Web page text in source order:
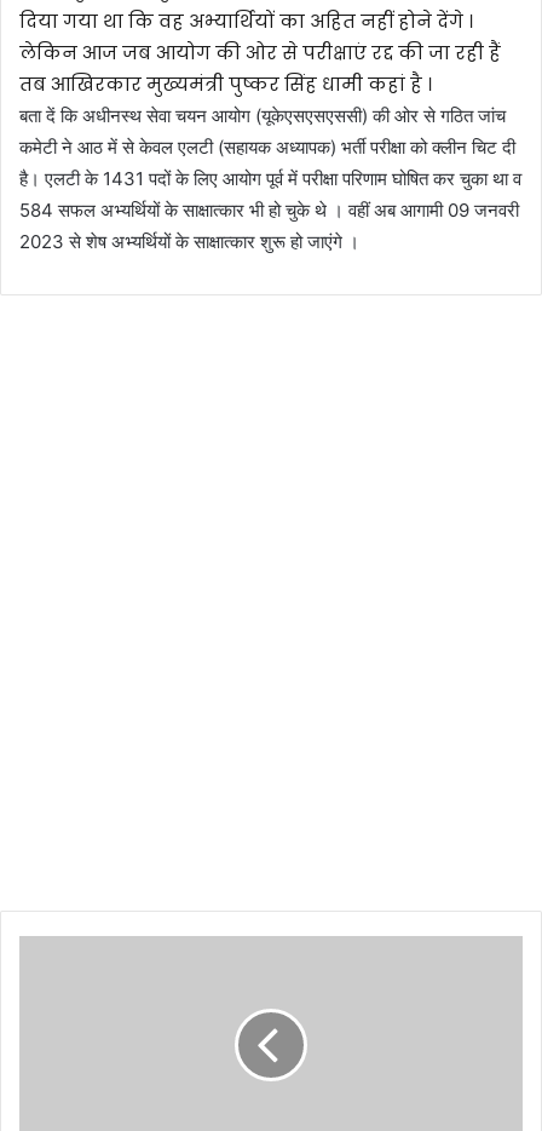
दिया गया था कि वह अभ्यार्थियों का अहित नहीं होने देंगे ।
लेकिन आज जब आयोग की ओर से परीक्षाएं रद्द की जा रही हैं
तब आखिरकार मुख्यमंत्री पुष्कर सिंह धामी कहां है ।
बता दें कि अधीनस्थ सेवा चयन आयोग (यूकेएसएसएससी) की ओर से गठित जांच
कमेटी ने आठ में से केवल एलटी (सहायक अध्यापक) भर्ती परीक्षा को क्लीन चिट दी
है। एलटी के 1431 पदों के लिए आयोग पूर्व में परीक्षा परिणाम घोषित कर चुका था व
584 सफल अभ्यर्थियों के साक्षात्कार भी हो चुके थे । वहीं अब आगामी 09 जनवरी
2023 से शेष अभ्यर्थियों के साक्षात्कार शुरू हो जाएंगे ।